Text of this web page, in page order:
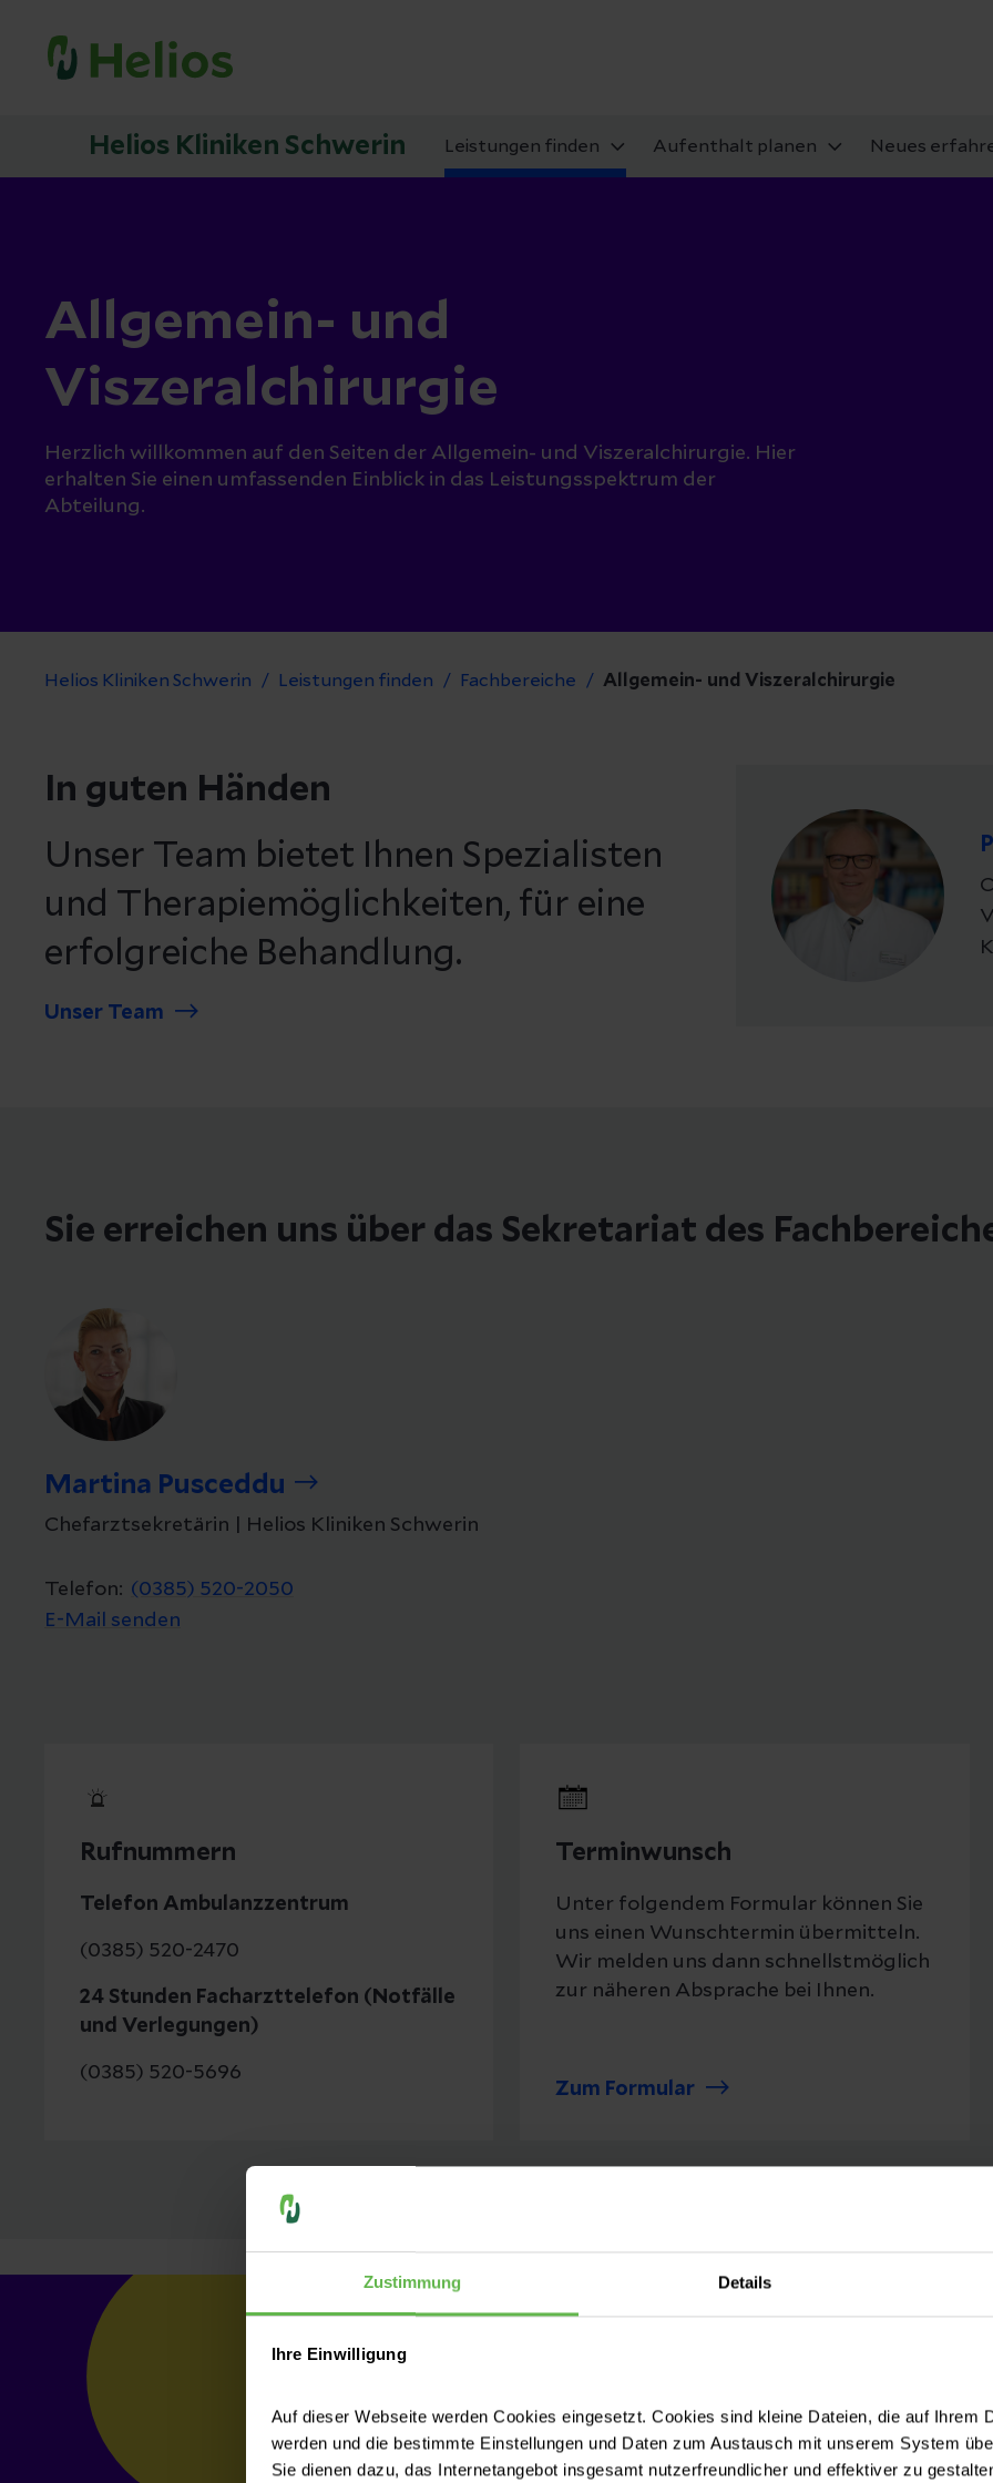
Zustimmung Details
Ihre Einwilligung
Auf dieser Webseite werden Cookies eingesetzt. Cookies sind kleine Dateien, die auf Ihrem
werden und die bestimmte Einstellungen und Daten zum Austausch mit unserem System
Sie dienen dazu, das Internetangebot insgesamt nutzerfreundlicher und effektiver zu
Helios Kliniken Schwerin Leistungen finden Aufenthalt planen Neues
Allgemein- und
Viszeralchirurgie
Herzlich willkommen auf den Seiten der Allgemein- und Viszeralchirurgie. Hier
erhalten Sie einen umfassenden Einblick in das Leistungsspektrum der
Abteilung.
Helios Kliniken Schwerin Leistungen finden Fachbereiche Allgemein- und Viszeralchirurgie
In guten Händen
Unser Team bietet Ihnen Spezialisten
und Therapiemöglichkeiten, für eine
erfolgreiche Behandlung.
Unser Team
Sie erreichen uns über das Sekretariat des
Martina Pusceddu
Chefarztsekretärin | Helios Kliniken Schwerin
Telefon: (0385) 520-2050
E-Mail senden
Rufnummern
Telefon Ambulanzzentrum
(0385) 520-2470
24 Stunden Facharzttelefon (Notfälle
und Verlegungen)
(0385) 520-5696
Terminwunsch
Unter folgendem Formular können Sie
uns einen Wunschtermin übermitteln.
Wir melden uns dann schnellstmöglich
zur näheren Absprache bei Ihnen.
Zum Formular
einem